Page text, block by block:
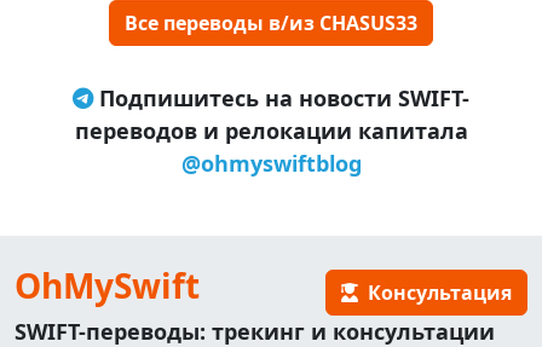
Все переводы в/из CHASUS33
Подпишитесь на новости SWIFT-
переводов и релокации капитала
@ohmyswiftblog
OhMySwift Консультация
SWIFT-переводы: трекинг и консультации